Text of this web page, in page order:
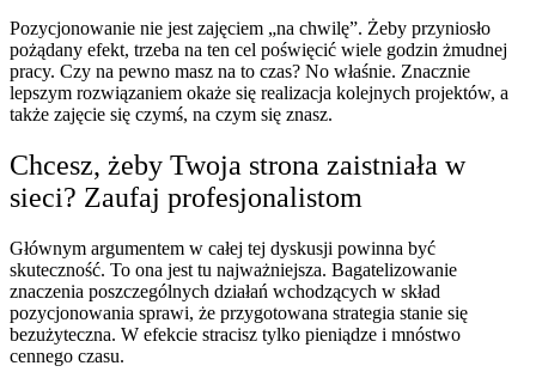
Pozycjonowanie nie jest zajęciem „na chwilę”. Żeby przyniosło
pożądany efekt, trzeba na ten cel poświęcić wiele godzin żmudnej
pracy. Czy na pewno masz na to czas? No właśnie. Znacznie
lepszym rozwiązaniem okaże się realizacja kolejnych projektów, a
także zajęcie się czymś, na czym się znasz.
Chcesz, żeby Twoja strona zaistniała w
sieci? Zaufaj profesjonalistom
Głównym argumentem w całej tej dyskusji powinna być
skuteczność. To ona jest tu najważniejsza. Bagatelizowanie
znaczenia poszczególnych działań wchodzących w skład
pozycjonowania sprawi, że przygotowana strategia stanie się
bezużyteczna. W efekcie stracisz tylko pieniądze i mnóstwo
cennego czasu.